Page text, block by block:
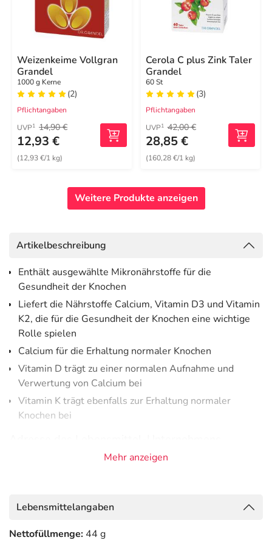
Weizenkeime Vollgran
Grandel
1000 g Kerne
(2)
Pflichtangaben
UVP1 14,90 €
12,93 €
(12,93 €/1 kg)
Cerola C plus Zink Taler
Grandel
60 St
(3)
Pflichtangaben
UVP1 42,00 €
28,85 €
(160,28 €/1 kg)
Weitere Produkte anzeigen
Artikelbeschreibung
Enthält ausgewählte Mikronährstoffe für die
Gesundheit der Knochen
Liefert die Nährstoffe Calcium, Vitamin D3 und Vitamin
K2, die für die Gesundheit der Knochen eine wichtige
Rolle spielen
Calcium für die Erhaltung normaler Knochen
Vitamin D trägt zu einer normalen Aufnahme und
Verwertung von Calcium bei
Vitamin K trägt ebenfalls zur Erhaltung normaler
Knochen bei
Mehr anzeigen
Lebensmittelangaben
Nettofüllmenge: 44 g